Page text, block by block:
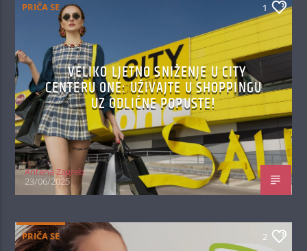
PRIČA SE 1
VELIKO LJETNO SNIŽENJE U CITY
CENTERU ONE: UŽIVAJTE U SHOPPINGU
UZ ODLIČNE POPUSTE!
Antena Zagreb
23/06/2025
PRIČA SE 2